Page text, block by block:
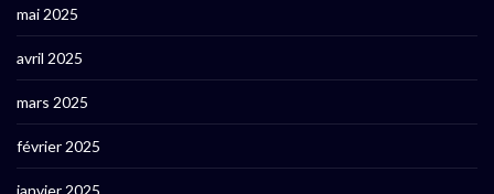
mai 2025
avril 2025
mars 2025
février 2025